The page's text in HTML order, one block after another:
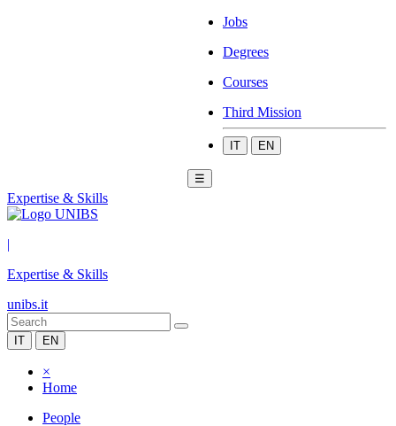
Jobs
Degrees
Courses
Third Mission
IT EN
☰
Expertise & Skills
|
Expertise & Skills
unibs.it
IT EN
×
Home
People